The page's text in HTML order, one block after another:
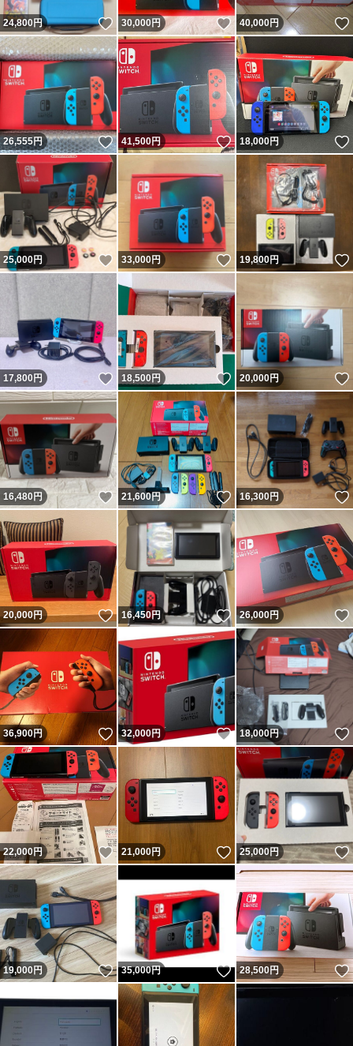
24,800円 いいね！
30,000円 いいね！
40,000円
26,555円 いいね！
41,500円 いいね！
18,000円
25,000円 いいね！
33,000円 いいね！
19,800円
17,800円 いいね！
18,500円 いいね！
20,000円
16,480円 いいね！
21,600円 いいね！
16,300円
20,000円 いいね！
16,450円 いいね！
26,000円
36,900円 いいね！
32,000円 いいね！
18,000円
22,000円 いいね！
21,000円 いいね！
25,000円
19,000円 いいね！
35,000円 いいね！
28,500円